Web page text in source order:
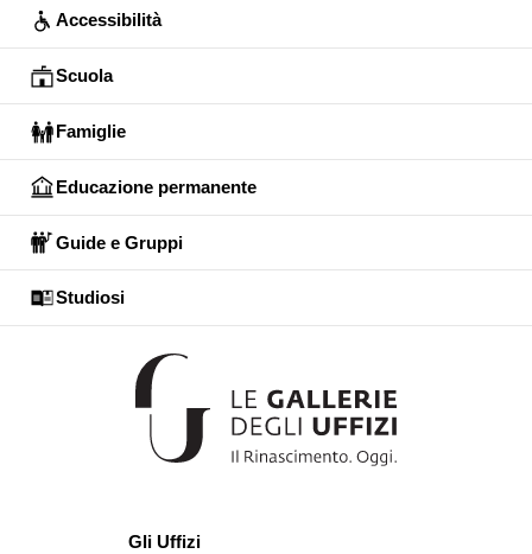
Accessibilità
Scuola
Famiglie
Educazione permanente
Guide e Gruppi
Studiosi
Gli Uffizi